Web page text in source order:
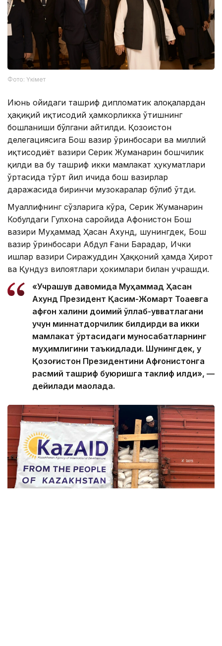
Фото: Үкімет
Июнь ойидаги ташриф дипломатик алоқалардан
ҳақиқий иқтисодий ҳамкорликка ўтишнинг
бошланиши бўлгани айтилди. Қозоғистон
делегациясига Бош вазир ўринбосари ва миллий
иқтисодиёт вазири Серик Жуманғарин бошчилик
қилди ва бу ташриф икки мамлакат ҳукуматлари
ўртасида тўрт йил ичида бош вазирлар
даражасида биринчи музокаралар бўлиб ўтди.
Муаллифнинг сўзларига кўра, Серик Жуманғарин
Кобулдаги Гулхона саройида Афғонистон Бош
вазири Муҳаммад Ҳасан Ахунд, шунингдек, Бош
вазир ўринбосари Абдул Ғани Барадар, Ички
ишлар вазири Сиражуддин Ҳаққоний ҳамда Ҳирот
ва Қундуз вилоятлари ҳокимлари билан учрашди.
«Учрашув давомида Муҳаммад Ҳасан
Ахунд Президент Қасим-Жомарт Тоқаевга
афғон халқини доимий қўллаб-қувватлагани
учун миннатдорчилик билдирди ва икки
мамлакат ўртасидаги муносабатларнинг
муҳимлигини таъкидлади. Шунингдек, у
Қозоғистон Президентини Афғонистонга
расмий ташриф буюришга таклиф қилди», —
дейилади мақолада.